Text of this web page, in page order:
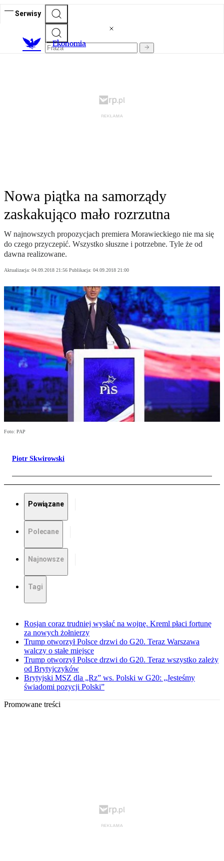
Serwisy
Ekonomia
Nowa piątka na samorządy
zaskakująco mało rozrzutna
W najnowszych propozycjach premiera Morawieckiego nie ma się
do czego przyczepić. Wszystko słuszne i potrzebne. Tyle że od
dawna realizowane.
Aktualizacja: 04.09.2018 21:56 Publikacja: 04.09.2018 21:00
Foto: PAP
Piotr Skwirowski
Powiązane
Polecane
Najnowsze
Tagi
Rosjan coraz trudniej wysłać na wojnę. Kreml płaci fortunę
za nowych żołnierzy
Trump otworzył Polsce drzwi do G20. Teraz Warszawa
walczy o stałe miejsce
Trump otworzył Polsce drzwi do G20. Teraz wszystko zależy
od Brytyjczyków
Brytyjski MSZ dla „Rz” ws. Polski w G20: „Jesteśmy
świadomi pozycji Polski”
Promowane treści